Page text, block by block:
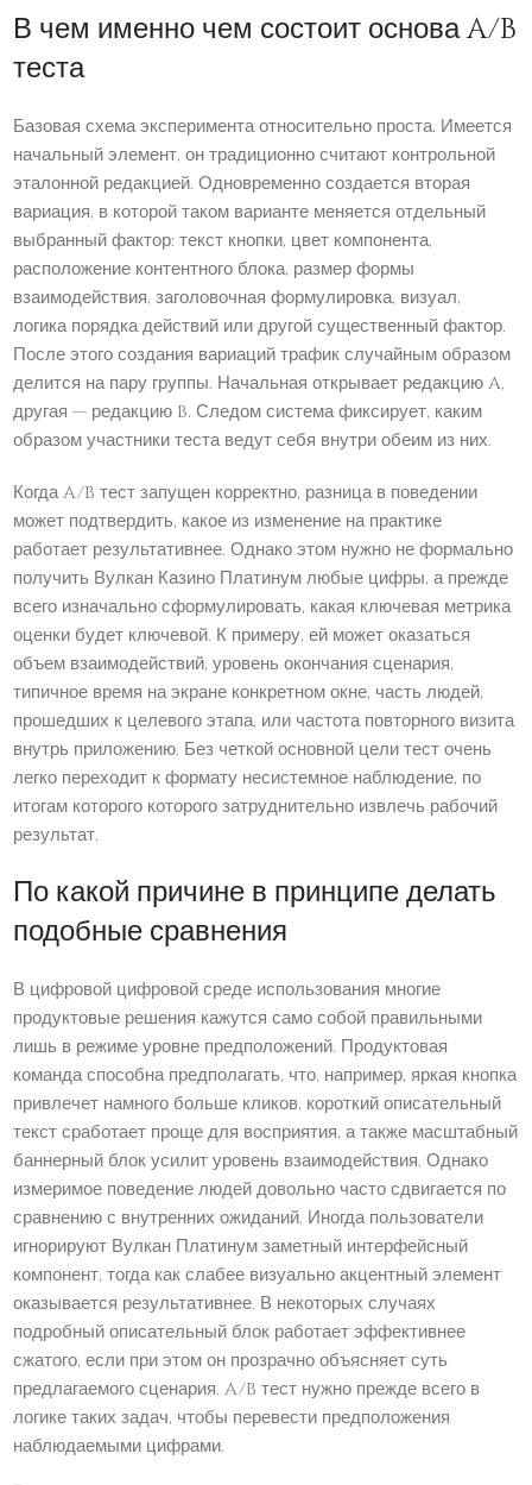
В чем именно чем состоит основа A/B
теста
Базовая схема эксперимента относительно проста. Имеется
начальный элемент, он традиционно считают контрольной
эталонной редакцией. Одновременно создается вторая
вариация, в которой таком варианте меняется отдельный
выбранный фактор: текст кнопки, цвет компонента,
расположение контентного блока, размер формы
взаимодействия, заголовочная формулировка, визуал,
логика порядка действий или другой существенный фактор.
После этого создания вариаций трафик случайным образом
делится на пару группы. Начальная открывает редакцию A,
другая — редакцию B. Следом система фиксирует, каким
образом участники теста ведут себя внутри обеим из них.
Когда A/B тест запущен корректно, разница в поведении
может подтвердить, какое из изменение на практике
работает результативнее. Однако этом нужно не формально
получить Вулкан Казино Платинум любые цифры, а прежде
всего изначально сформулировать, какая ключевая метрика
оценки будет ключевой. К примеру, ей может оказаться
объем взаимодействий, уровень окончания сценария,
типичное время на экране конкретном окне, часть людей,
прошедших к целевого этапа, или частота повторного визита
внутрь приложению. Без четкой основной цели тест очень
легко переходит к формату несистемное наблюдение, по
итогам которого которого затруднительно извлечь рабочий
результат.
По какой причине в принципе делать
подобные сравнения
В цифровой цифровой среде использования многие
продуктовые решения кажутся само собой правильными
лишь в режиме уровне предположений. Продуктовая
команда способна предполагать, что, например, яркая кнопка
привлечет намного больше кликов, короткий описательный
текст сработает проще для восприятия, а также масштабный
баннерный блок усилит уровень взаимодействия. Однако
измеримое поведение людей довольно часто сдвигается по
сравнению с внутренних ожиданий. Иногда пользователи
игнорируют Вулкан Платинум заметный интерфейсный
компонент, тогда как слабее визуально акцентный элемент
оказывается результативнее. В некоторых случаях
подробный описательный блок работает эффективнее
сжатого, если при этом он прозрачно объясняет суть
предлагаемого сценария. A/B тест нужно прежде всего в
логике таких задач, чтобы перевести предположения
наблюдаемыми цифрами.